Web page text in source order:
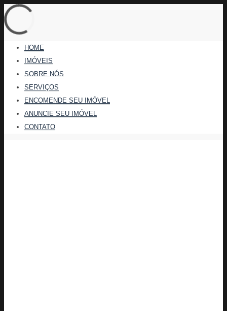
HOME
IMÓVEIS
SOBRE NÓS
SERVIÇOS
ENCOMENDE SEU IMÓVEL
ANUNCIE SEU IMÓVEL
CONTATO